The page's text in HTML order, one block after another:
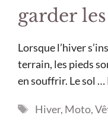
garder
Lorsque l’hiver
terrain, les pieds
en souffrir. Le sol …
Étiquettes
Hiver, Moto,